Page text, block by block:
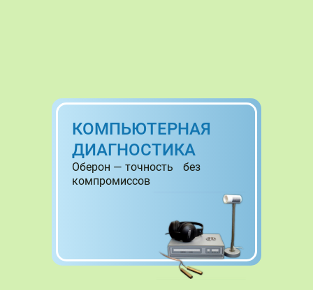
КОМПЬЮТЕРНАЯ
ДИАГНОСТИКА
Оберон — точность без
компромиссов